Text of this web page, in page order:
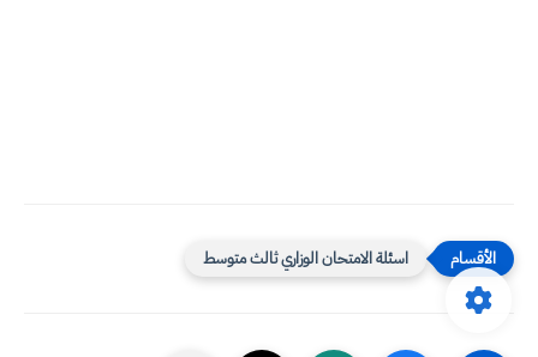
اسئلة الامتحان الوزاري ثالث متوسط